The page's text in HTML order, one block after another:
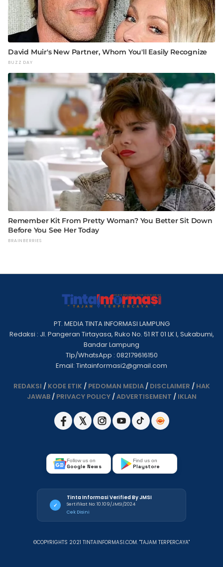
PT. MEDIA TINTA INFORMASI LAMPUNG
Redaksi : Jl. Pangeran Tirtayasa, Ruko No. 51 RT 01 LK I, Sukabumi,
Bandar Lampung
Tlp/WhatsApp : 082179616150
Email: Tintainformasi2@gmail.com
REDAKSI / KODE ETIK / PEDOMAN MEDIA/ DISCLAIMER / HAK
JAWAB/ PRIVACY POLICY/ADVERTISEMENT / IKLAN
Follow us on
Google News
Find us on
Playstore
✓
Tinta Informasi Verified By JMSI
Sertifikat No: 10.109/JMSI/2024
Cek Disini
©COPYRIGHTS 2021 TINTAINFORMASI.COM. "TAJAM TERPERCAYA"